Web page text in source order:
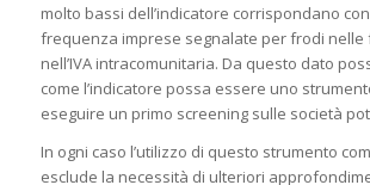
molto bassi dell’indicatore corrispondano
frequenza imprese segnalate per frodi nelle
nell’IVA intracomunitaria. Da questo dato
come l’indicatore possa essere uno
eseguire un primo screening sulle società
In ogni caso l’utilizzo di questo strumento
esclude la necessità di ulteriori